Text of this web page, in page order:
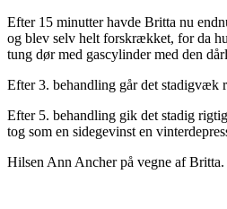
Efter 15 minutter havde Britta nu
og blev selv helt forskrækket, for da
tung dør med gascylinder med den
Efter 3. behandling går det stadigvæk
Efter 5. behandling gik det stadig
tog som en sidegevinst en
Hilsen Ann Ancher på vegne af Britta.